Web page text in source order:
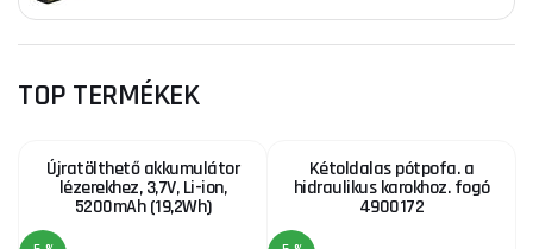
TOP TERMÉKEK
Újratölthető akkumulátor
lézerekhez, 3,7V, Li-ion,
5200mAh (19,2Wh)
Kétoldalas pótpofa. a
hidraulikus karokhoz. fogó
4900172